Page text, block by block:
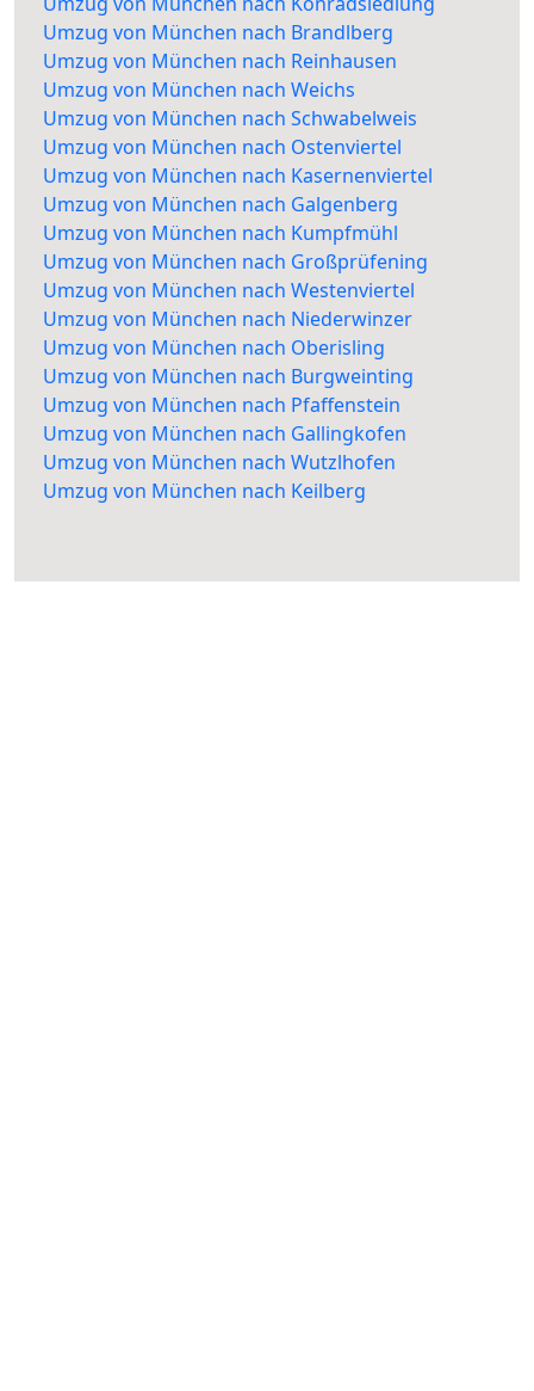
Umzug von München nach Brandlberg
Umzug von München nach Reinhausen
Umzug von München nach Weichs
Umzug von München nach Schwabelweis
Umzug von München nach Ostenviertel
Umzug von München nach Kasernenviertel
Umzug von München nach Galgenberg
Umzug von München nach Kumpfmühl
Umzug von München nach Großprüfening
Umzug von München nach Westenviertel
Umzug von München nach Niederwinzer
Umzug von München nach Oberisling
Umzug von München nach Burgweinting
Umzug von München nach Pfaffenstein
Umzug von München nach Gallingkofen
Umzug von München nach Wutzlhofen
Umzug von München nach Keilberg